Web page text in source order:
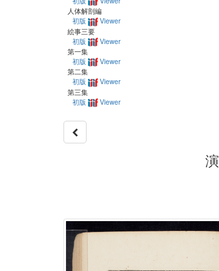
人体解剖編
初版
Viewer
絵事三要
初版
Viewer
第一集
初版
Viewer
第二集
初版
Viewer
第三集
初版
Viewer